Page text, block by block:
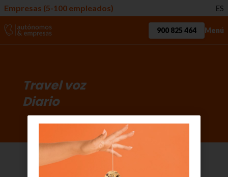
Empresas (5-100 empleados) ES
900 825 464 Menú
Travel voz
Diario